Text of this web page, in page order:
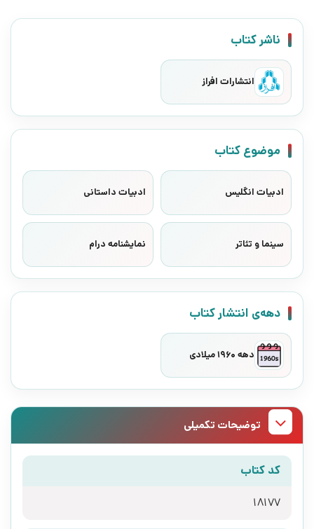
ناشر کتاب
انتشارات افراز
موضوع کتاب
ادبیات انگلیس ادبیات داستانی
سینما و تئاتر نمایشنامه درام
دهه‌ی انتشار کتاب
دهه 1960 میلادی
توضیحات تکمیلی
کد کتاب
18177